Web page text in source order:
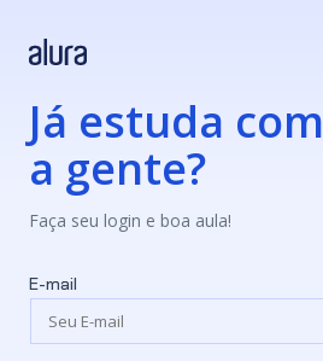
Já estuda com
a gente?
Faça seu login e boa aula!
E-mail